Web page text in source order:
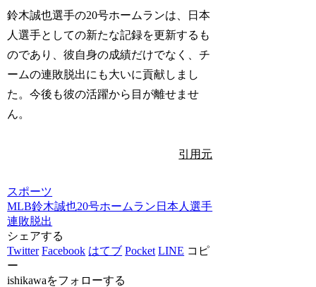
鈴木誠也選手の20号ホームランは、日本
人選手としての新たな記録を更新するも
のであり、彼自身の成績だけでなく、チ
ームの連敗脱出にも大いに貢献しまし
た。今後も彼の活躍から目が離せませ
ん。
引用元
スポーツ
MLB鈴木誠也20号ホームラン 日本人選手
連敗脱出
シェアする
Twitter Facebook はてブ Pocket LINE コピ
ー
ishikawaをフォローする